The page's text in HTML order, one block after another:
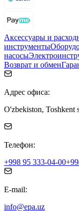
Аксессуары и
инструменты
насосы
Возврат и обмен
Адрес офиса:
O'zbekiston, Toshkent
Телефон:
+998 95 333-04-00
E-mail:
info@epa.uz